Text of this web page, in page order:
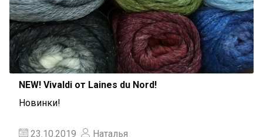
NEW! Vivaldi от Laines du Nord!
Новинки!
23.10.2019 Наталья